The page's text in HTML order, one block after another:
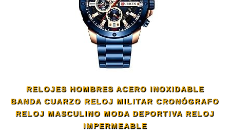
RELOJES HOMBRES ACERO INOXIDABLE
BANDA CUARZO RELOJ MILITAR CRONÓGRAFO
RELOJ MASCULINO MODA DEPORTIVA RELOJ
IMPERMEABLE